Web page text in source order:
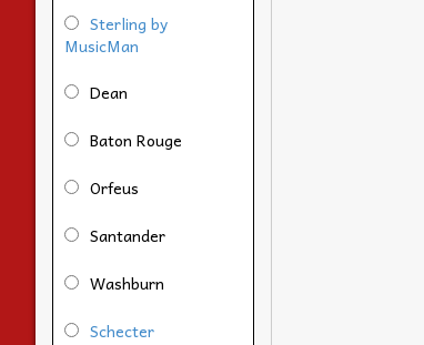
Sterling by
MusicMan
Dean
Baton Rouge
Orfeus
Santander
Washburn
Schecter